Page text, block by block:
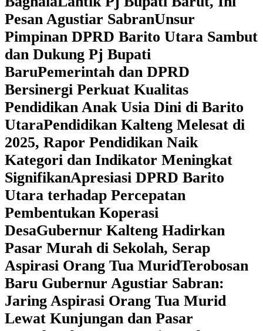
Pesan Agustiar SabranUnsur
Pimpinan DPRD Barito Utara Sambut
dan Dukung Pj Bupati
BaruPemerintah dan DPRD
Bersinergi Perkuat Kualitas
Pendidikan Anak Usia Dini di Barito
Utara‎Pendidikan Kalteng Melesat di
2025, Rapor Pendidikan Naik
Kategori dan Indikator Meningkat
SignifikanApresiasi DPRD Barito
Utara terhadap Percepatan
Pembentukan Koperasi
Desa‎Gubernur Kalteng Hadirkan
Pasar Murah di Sekolah, Serap
Aspirasi Orang Tua Murid‎Terobosan
Baru Gubernur Agustiar Sabran:
Jaring Aspirasi Orang Tua Murid
Lewat Kunjungan dan Pasar